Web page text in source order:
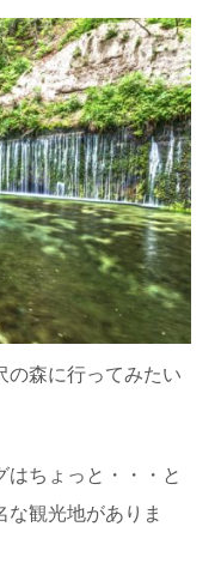
の森に行ってみたい
はちょっと・・・と
な観光地がありま